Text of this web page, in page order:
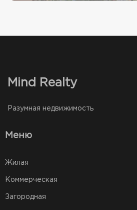
Mind Realty
Разумная недвижимость
Меню
Жилая
Коммерческая
Загородная